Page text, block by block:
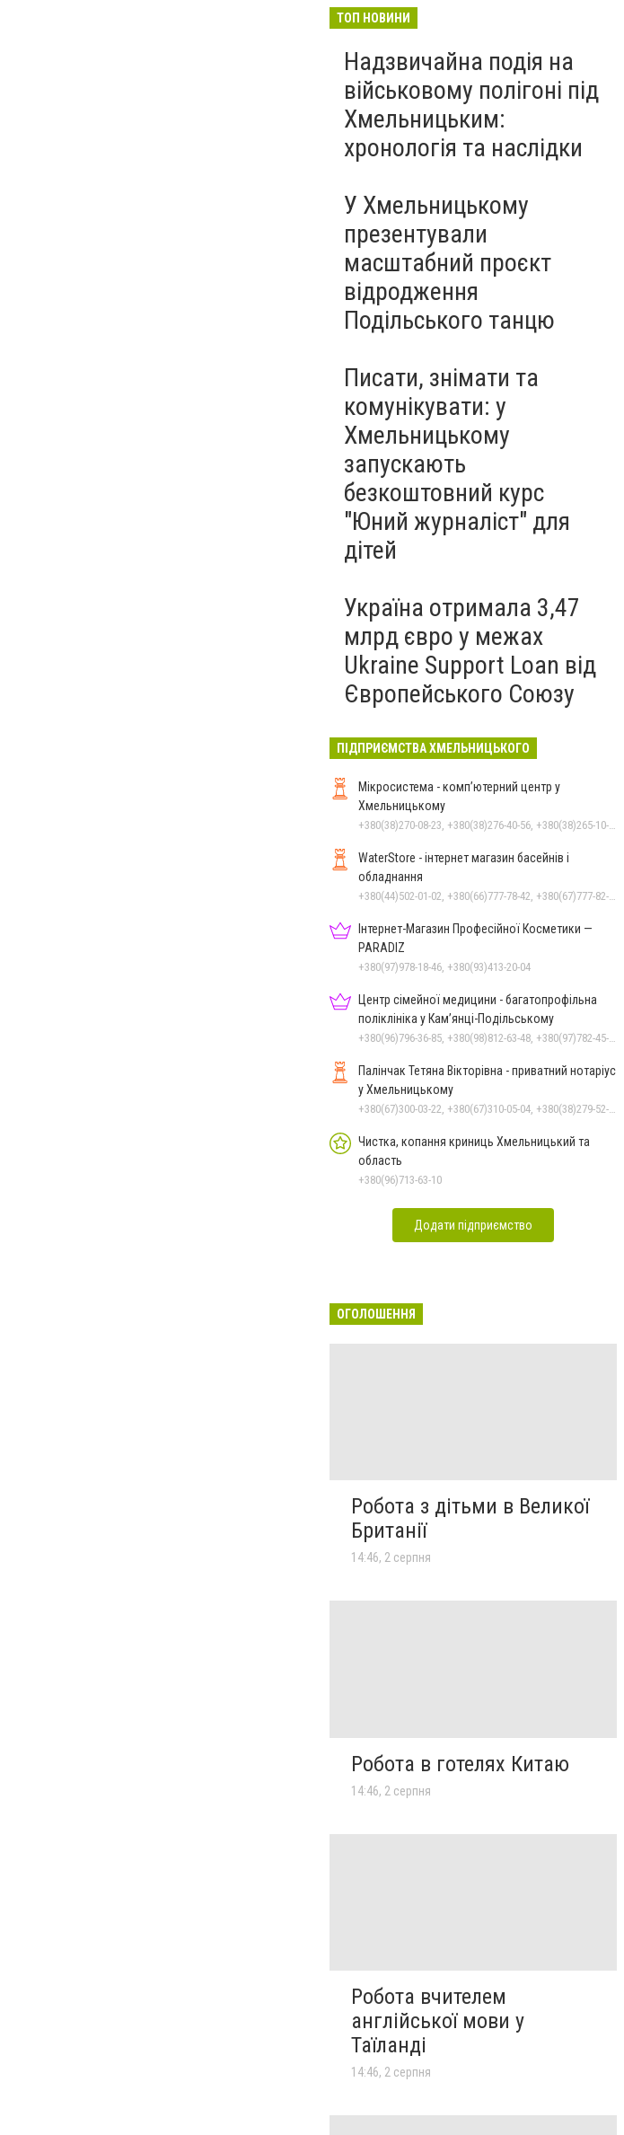
протипухлинному центрі
запрацював новий
томограф
Паперовий флот замість
Чорноморського: як реальні
втрати Росії перетворилися
на дитячу аплікацію
23:42
27 липня
ТОП НОВИНИ
Надзвичайна подія на
військовому полігоні під
Хмельницьким:
хронологія та наслідки
У Хмельницькому
презентували
масштабний проєкт
відродження
Подільського танцю
Писати, знімати та
комунікувати: у
Хмельницькому
запускають
безкоштовний курс
"Юний журналіст" для
дітей
Україна отримала 3,47
млрд євро у межах
Ukraine Support Loan від
Європейського Союзу
ПІДПРИЄМСТВА ХМЕЛЬНИЦЬКОГО
Мікросистема - комп’ютерний центр у
Хмельницькому
+380(38)270-08-23, +380(38)276-40-56, +380(38)265-10-45, +380(38)270-08-22
WaterStore - інтернет магазин басейнів і
обладнання
+380(44)502-01-02, +380(66)777-78-42, +380(67)777-82-19, +380(67)890-80-80, +380(73)890-80-80, +380(44)502-01-03
Інтернет-Магазин Професійної Косметики —
PARADIZ
+380(97)978-18-46, +380(93)413-20-04
Центр сімейної медицини - багатопрофільна
поліклініка у Кам’янці-Подільському
+380(96)796-36-85, +380(98)812-63-48, +380(97)782-45-70
Палінчак Тетяна Вікторівна - приватний нотаріус
у Хмельницькому
+380(67)300-03-22, +380(67)310-05-04, +380(38)279-52-33
Чистка, копання криниць Хмельницький та
область
+380(96)713-63-10
Додати підприємство
ОГОЛОШЕННЯ
Робота з дітьми в Великої
Британії
14:46, 2 серпня
Робота в готелях Китаю
14:46, 2 серпня
Робота вчителем
англійської мови у
Таїланді
14:46, 2 серпня